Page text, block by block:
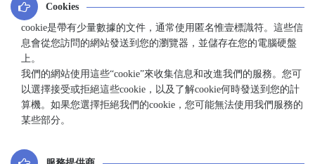
Cookies
cookie是帶有少量數據的文件，通常使用匿名惟壹標識符。這些信
息會從您訪問的網站發送到您的瀏覽器，並儲存在您的電腦硬盤
上。
我們的網站使用這些“cookie”來收集信息和改進我們的服務。您可
以選擇接受或拒絕這些cookie，以及了解cookie何時發送到您的計
算機。如果您選擇拒絕我們的cookie，您可能無法使用我們服務的
某些部分。